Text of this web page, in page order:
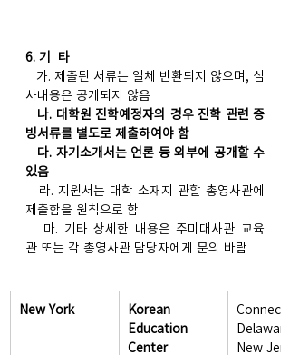
6. 기  타
가. 제출된 서류는 일체 반환되지 않으며, 심
사내용은 공개되지 않음
나. 대학원 진학예정자의 경우 진학 관련 증
빙서류를 별도로 제출하여야 함
다. 자기소개서는 언론 등 외부에 공개할 수
있음
라. 지원서는 대학 소재지 관할 총영사관에
제출함을 원칙으로 함
마. 기타 상세한 내용은 주미대사관 교육
관 또는 각 총영사관 담당자에게 문의 바람
New York
Korean
Education
Center
Delaware,
New